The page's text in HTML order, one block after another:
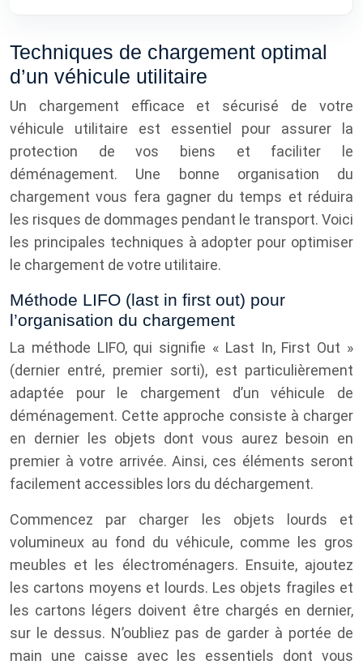
Techniques de chargement optimal
d’un véhicule utilitaire
Un chargement efficace et sécurisé de votre
véhicule utilitaire est essentiel pour assurer la
protection de vos biens et faciliter le
déménagement. Une bonne organisation du
chargement vous fera gagner du temps et réduira
les risques de dommages pendant le transport. Voici
les principales techniques à adopter pour optimiser
le chargement de votre utilitaire.
Méthode LIFO (last in first out) pour
l’organisation du chargement
La méthode LIFO, qui signifie « Last In, First Out »
(dernier entré, premier sorti), est particulièrement
adaptée pour le chargement d’un véhicule de
déménagement. Cette approche consiste à charger
en dernier les objets dont vous aurez besoin en
premier à votre arrivée. Ainsi, ces éléments seront
facilement accessibles lors du déchargement.
Commencez par charger les objets lourds et
volumineux au fond du véhicule, comme les gros
meubles et les électroménagers. Ensuite, ajoutez
les cartons moyens et lourds. Les objets fragiles et
les cartons légers doivent être chargés en dernier,
sur le dessus. N’oubliez pas de garder à portée de
main une caisse avec les essentiels dont vous